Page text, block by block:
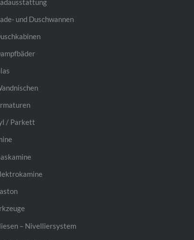
und Duschwannen
/ Parkett
– Nivelliersystem